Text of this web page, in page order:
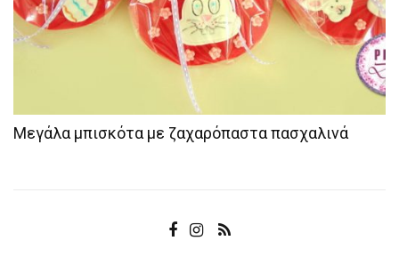
Μεγάλα μπισκότα με ζαχαρόπαστα πασχαλινά